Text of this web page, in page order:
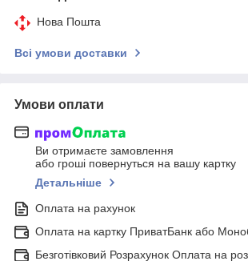
Нова Пошта
Всі умови доставки
Умови оплати
Ви отримаєте замовлення
або гроші повернуться на вашу картку
Детальніше
Оплата на рахунок
Оплата на картку ПриватБанк або
Безготівковий Розрахунок Оплата на